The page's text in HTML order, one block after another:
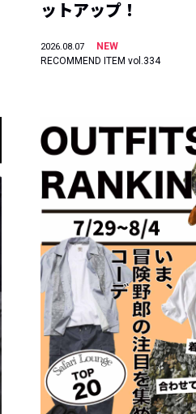
ットアップ！
2026.08.07
NEW
RECOMMEND ITEM vol.334